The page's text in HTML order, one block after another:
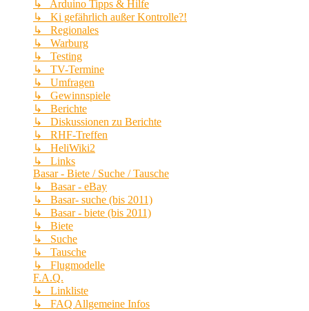
↳ Arduino Tipps & Hilfe
↳ Ki gefährlich außer Kontrolle?!
↳ Regionales
↳ Warburg
↳ Testing
↳ TV-Termine
↳ Umfragen
↳ Gewinnspiele
↳ Berichte
↳ Diskussionen zu Berichte
↳ RHF-Treffen
↳ HeliWiki2
↳ Links
Basar - Biete / Suche / Tausche
↳ Basar - eBay
↳ Basar- suche (bis 2011)
↳ Basar - biete (bis 2011)
↳ Biete
↳ Suche
↳ Tausche
↳ Flugmodelle
F.A.Q.
↳ Linkliste
↳ FAQ Allgemeine Infos